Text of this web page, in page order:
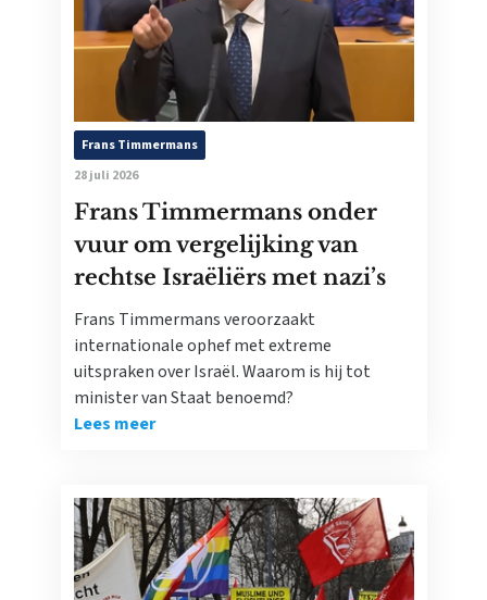
Frans Timmermans
28 juli 2026
Frans Timmermans onder
vuur om vergelijking van
rechtse Israëliërs met nazi’s
Frans Timmermans veroorzaakt
internationale ophef met extreme
uitspraken over Israël. Waarom is hij tot
minister van Staat benoemd?
Lees meer